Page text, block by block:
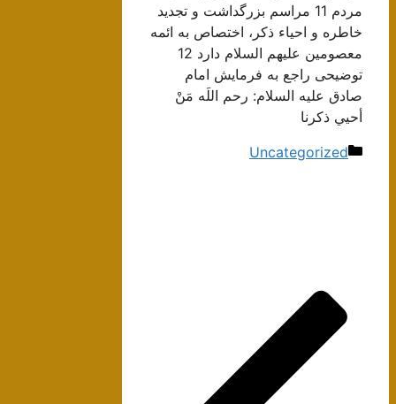
مردم 11 مراسم بزرگداشت و تجديد
خاطره و احياء ذكر، اختصاص به ائمه
معصومين عليهم السلام دارد 12
توضيحی راجع به فرمايش امام
صادق عليه السلام: رحم اللَه مَنْ
أحيي ذكرنا
دسته‌ها
Uncategorized